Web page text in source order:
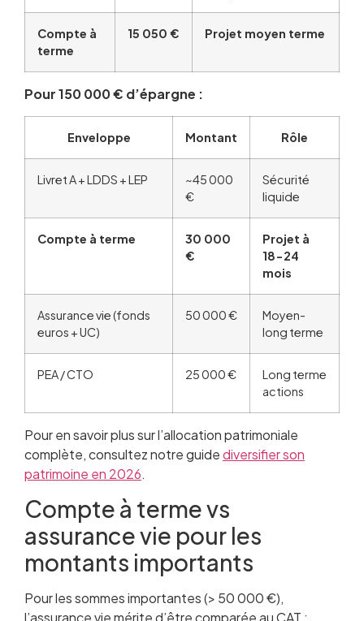
Compte à
terme
15 050 € Projet moyen terme
Pour 150 000 € d’épargne :
Enveloppe Montant Rôle
Livret A + LDDS + LEP
~45 000
€
Sécurité
liquide
Compte à terme
30 000
€
Projet à
18-24
mois
Assurance vie (fonds
euros + UC)
50 000 €
Moyen-
long terme
PEA / CTO 25 000 €
Long terme
actions
Pour en savoir plus sur l’allocation patrimoniale
complète, consultez notre guidediversifier son
patrimoine en 2026.
Compte à terme vs
assurance vie pour les
montants importants
Pour les sommes importantes (> 50 000 €),
l’assurance vie mérite d’être comparée au CAT :